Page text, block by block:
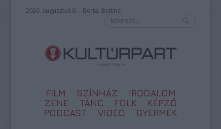
2026. augusztus 6. – Berta, Bettina
FILM SZÍNHÁZ
IRODALOM
ZENE
TÁNC FOLK
KÉPZŐ
PODCAST
VIDEÓ GYERMEK